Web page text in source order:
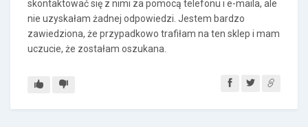
skontaktować się z nimi za pomocą telefonu i e-maila, ale
nie uzyskałam żadnej odpowiedzi. Jestem bardzo
zawiedziona, że przypadkowo trafiłam na ten sklep i mam
uczucie, że zostałam oszukana.